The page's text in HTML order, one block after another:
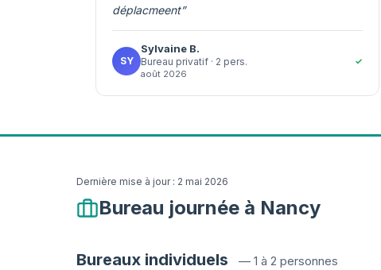
déplacmeent”
SY
Sylvaine B.
Bureau privatif · 2 pers.
août 2026
✓
Dernière mise à jour : 2 mai 2026
Bureau journée à Nancy
Bureaux individuels — 1 à 2 personnes